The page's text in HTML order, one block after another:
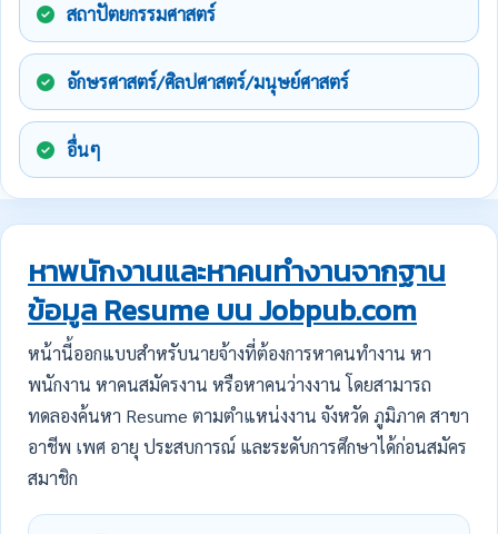
สถาปัตยกรรมศาสตร์
อักษรศาสตร์/ศิลปศาสตร์/มนุษย์ศาสตร์
อื่นๆ
หาพนักงานและหาคนทำงานจากฐาน
ข้อมูล Resume บน Jobpub.com
หน้านี้ออกแบบสำหรับนายจ้างที่ต้องการหาคนทำงาน หา
พนักงาน หาคนสมัครงาน หรือหาคนว่างงาน โดยสามารถ
ทดลองค้นหา Resume ตามตำแหน่งงาน จังหวัด ภูมิภาค สาขา
อาชีพ เพศ อายุ ประสบการณ์ และระดับการศึกษาได้ก่อนสมัคร
สมาชิก